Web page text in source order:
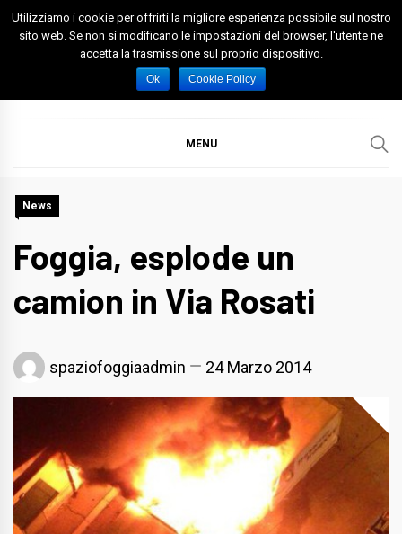
Skip
Spazio Foggia
Foggia News Calcio Eventi e Attività nella Capitanata
MENU
News
Foggia, esplode un
camion in Via Rosati
spaziofoggiaadmin 24 Marzo 2014
Utilizziamo i cookie per offrirti la migliore esperienza possibile sul nostro
sito web. Se non si modificano le impostazioni del browser, l'utente ne
accetta la trasmissione sul proprio dispositivo.
Ok Cookie Policy